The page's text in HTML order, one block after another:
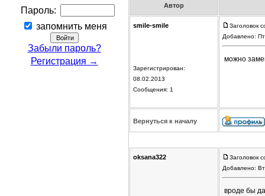
Пароль:
запомнить меня
Забыли пароль?
Регистрация →
Автор
smile-smile
Зарегистрирован:
08.02.2013
Сообщения: 1
Заголовок
Добавлено:
можно
Вернуться к началу
oksana322
Заголовок
Добавлено:
вроде бы